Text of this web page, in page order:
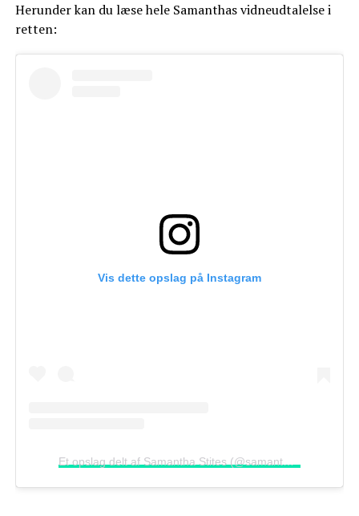
Herunder kan du læse hele Samanthas vidneudtalelse i
retten:
Vis dette opslag på Instagram